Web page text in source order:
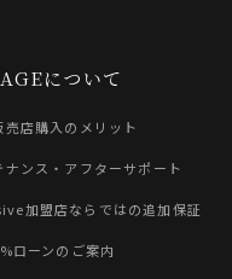
について
売店購入のメリット
ナンス・アフターサポート
加盟店ならではの追加保証
ローンのご案内